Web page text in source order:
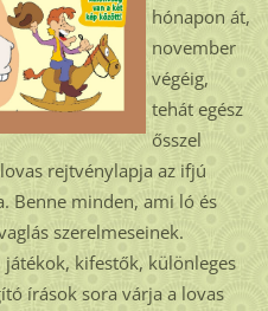
hónapon át,
november
végéig,
tehát egész
ősszel
rejtvénylapja az ifjú
Benne minden, ami ló és
szerelmeseinek.
kifestők, különleges
írások sora várja a lovas